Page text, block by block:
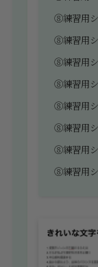
⑧練習用
⑧練習用
⑧練習用
⑧練習用
⑧練習用
⑧練習用
⑧練習用
⑧練習用